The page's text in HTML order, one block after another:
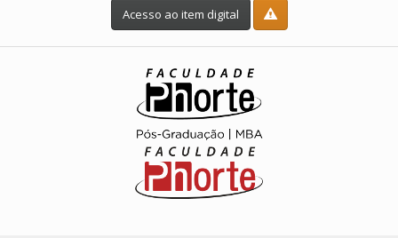
Acesso ao item digital